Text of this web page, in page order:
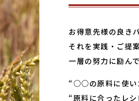
お得意先様の良き
それを実践・ご提
一層の努力に励ん
“○○の原料に使い
“原料に合ったレ